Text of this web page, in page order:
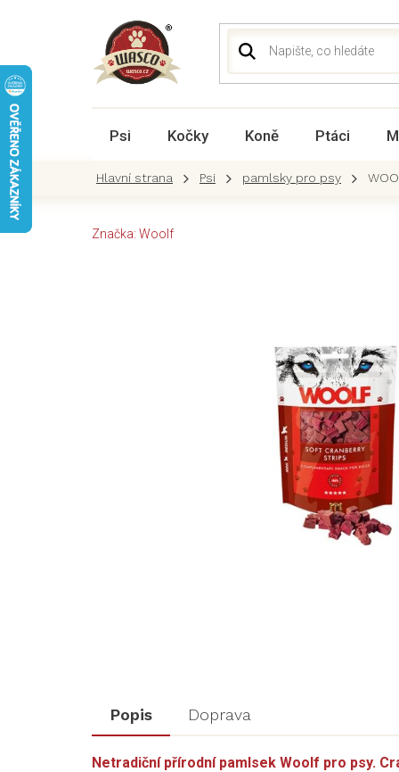
Psi Kočky Koně Ptáci
Psi pamlsky pro psy
Značka: Woolf
Popis Doprava
Netradiční přírodní pamlsek Woolf pro psy.